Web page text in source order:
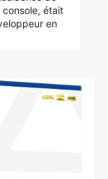
console, était
en